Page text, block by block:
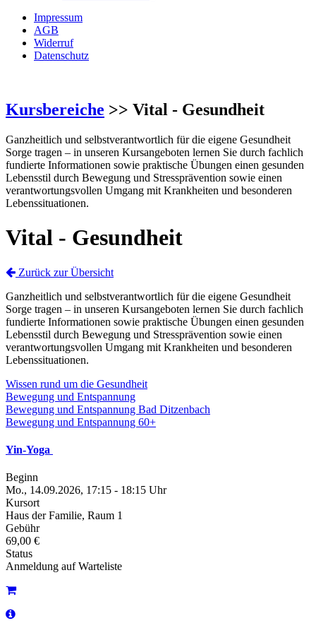
Impressum
AGB
Widerruf
Datenschutz
Kursbereiche >> Vital - Gesundheit
Ganzheitlich und selbstverantwortlich für die eigene Gesundheit
Sorge tragen – in unseren Kursangeboten lernen Sie durch fachlich
fundierte Informationen sowie praktische Übungen einen gesunden
Lebensstil durch Bewegung und Stressprävention sowie einen
verantwortungsvollen Umgang mit Krankheiten und besonderen
Lebenssituationen.
Vital - Gesundheit
Zurück zur Übersicht
Ganzheitlich und selbstverantwortlich für die eigene Gesundheit
Sorge tragen – in unseren Kursangeboten lernen Sie durch fachlich
fundierte Informationen sowie praktische Übungen einen gesunden
Lebensstil durch Bewegung und Stressprävention sowie einen
verantwortungsvollen Umgang mit Krankheiten und besonderen
Lebenssituationen.
Wissen rund um die Gesundheit
Bewegung und Entspannung
Bewegung und Entspannung Bad Ditzenbach
Bewegung und Entspannung 60+
Yin-Yoga
Beginn
Mo., 14.09.2026, 17:15 - 18:15 Uhr
Kursort
Haus der Familie, Raum 1
Gebühr
69,00 €
Status
Anmeldung auf Warteliste